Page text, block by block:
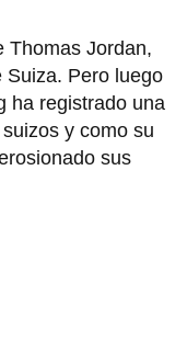
Thomas Jordan,
Suiza. Pero luego
ha registrado una
y como su
sus